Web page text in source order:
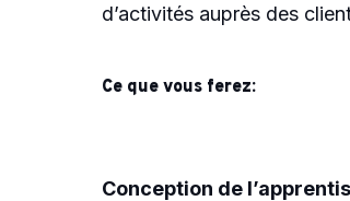
d’activités auprès des
Ce que vous ferez:
Conception de